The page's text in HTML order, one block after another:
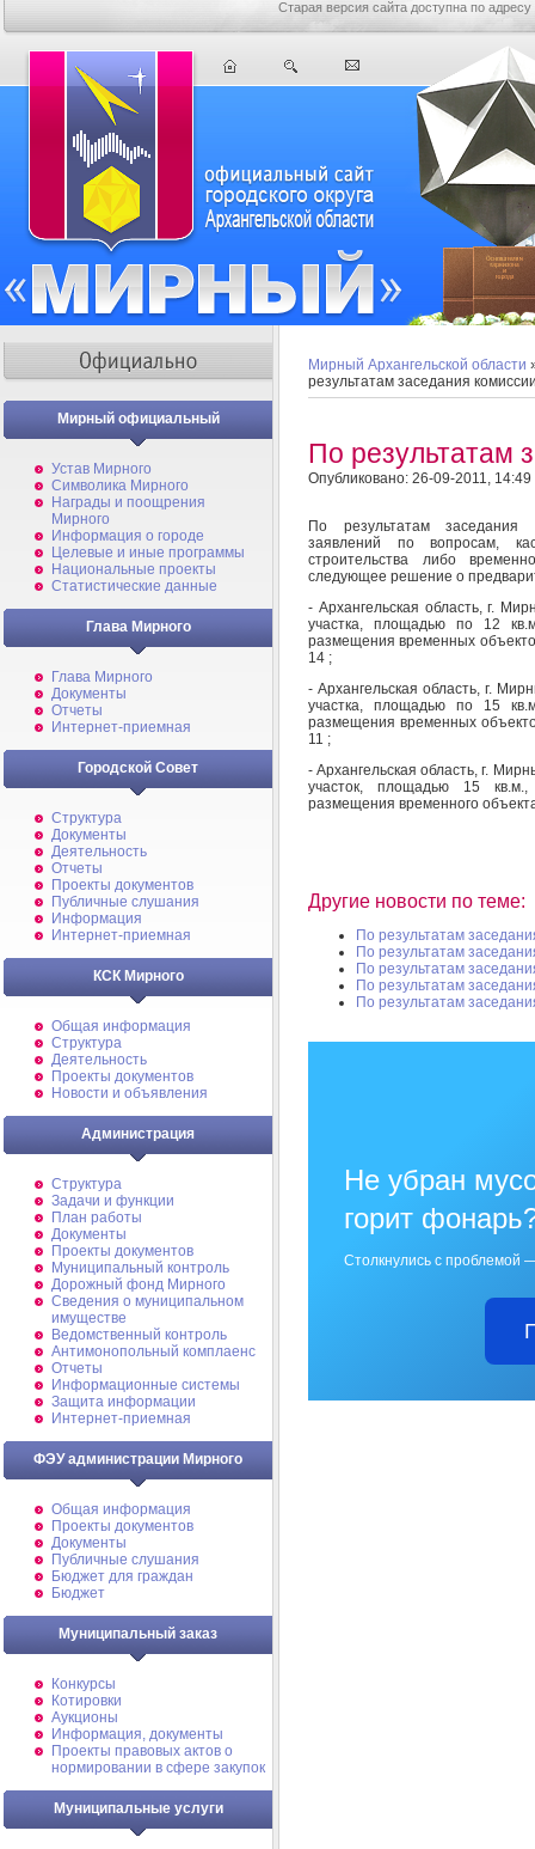
Старая версия сайта доступна по адресу
Мирный официальный
Устав Мирного
Символика Мирного
Награды и поощрения
Мирного
Информация о городе
Целевые и иные программы
Национальные проекты
Статистические данные
Глава Мирного
Глава Мирного
Документы
Отчеты
Интернет-приемная
Городской Совет
Структура
Документы
Деятельность
Отчеты
Проекты документов
Публичные слушания
Информация
Интернет-приемная
КСК Мирного
Общая информация
Структура
Деятельность
Проекты документов
Новости и объявления
Администрация
Структура
Задачи и функции
План работы
Документы
Проекты документов
Муниципальный контроль
Дорожный фонд Мирного
Cведения о муниципальном
имуществе
Ведомственный контроль
Антимонопольный комплаенс
Отчеты
Информационные системы
Защита информации
Интернет-приемная
ФЭУ администрации Мирного
Общая информация
Проекты документов
Документы
Публичные слушания
Бюджет для граждан
Бюджет
Муниципальный заказ
Конкурсы
Котировки
Аукционы
Информация, документы
Проекты правовых актов о
нормировании в сфере закупок
Муниципальные услуги
Мирный Архангельской области
результатам заседания
По результатам
Опубликовано: 26-09-2011, 14:49
По результатам заседания
заявлений по вопросам,
строительства либо
следующее решение о
- Архангельская область, г.
участка, площадью по 12
размещения временных
14 ;
- Архангельская область, г.
участка, площадью по 15
размещения временных
11 ;
- Архангельская область, г.
участок, площадью 15 кв.м.,
размещения временного
Другие новости по теме:
По результатам
По результатам
По результатам
По результатам
По результатам
Не убран
горит
Столкнулись с проблемой